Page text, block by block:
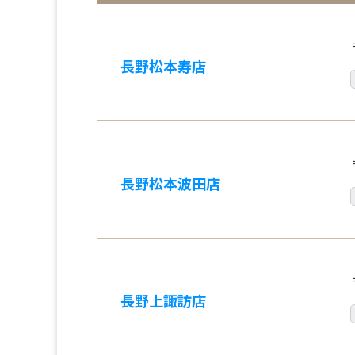
長野松本寿店
長野松本波田店
長野上諏訪店